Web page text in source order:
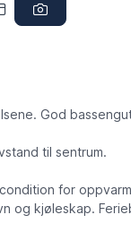
God
til sentrum.
for
og kjøleskap.